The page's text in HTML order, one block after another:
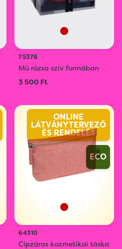
75378
Mű rózsa szív formában
3 500 Ft
ONLINE
LÁTVÁNYTERVEZŐ
ÉS RENDELÉS
ECO
64310
Cipzáras kozmetikai táska